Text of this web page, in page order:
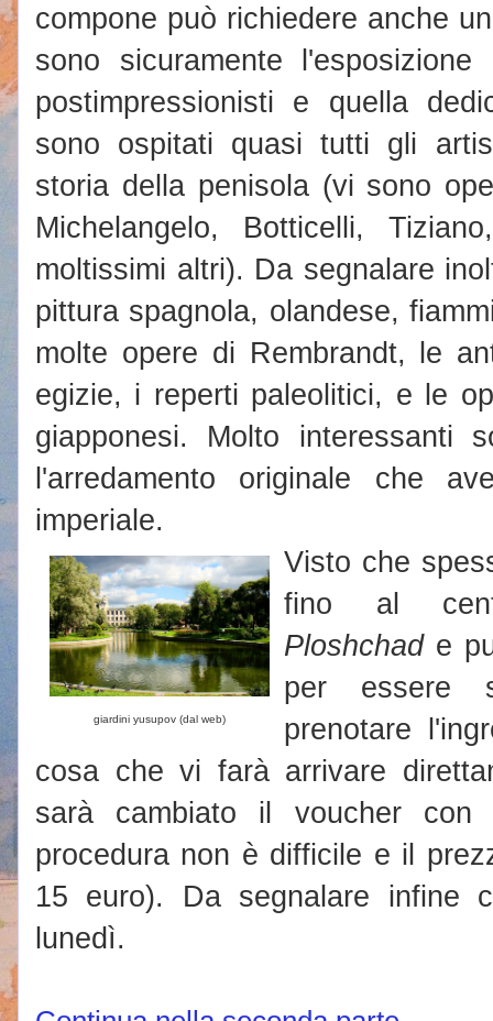
compone può richiedere anche
sono sicuramente
postimpressionisti e quella
sono ospitati quasi tutti gli
storia della penisola (vi sono
Michelangelo, Botticelli,
moltissimi altri). Da segnalare
pittura spagnola, olandese,
molte opere di Rembrandt, le
egizie, i reperti paleolitici, e le
giapponesi. Molto interessanti
l'arredamento originale che
imperiale.
giardini yusupov (dal web)
Visto che
fino al
Ploshchade
per essere
prenotare
cosa che vi farà arrivare
sarà cambiato il voucher con
procedura non è difficile e il
15 euro). Da segnalare infine
lunedì.